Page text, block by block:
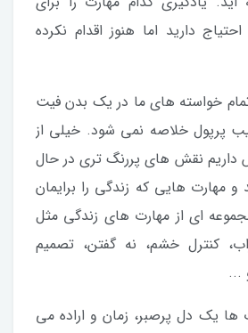
دارید اما هنوز اقدام نکرده
خواسته های ما در یک بدن فیت
پرپول خلاصه نمی شود. خیلی از
نقش های پررنگ تری در حال
و مهارت هایی که زندگی را برایمان
ای از مهارت های زندگی مثل
کنترل خشم، نه گفتن، تصمیم
...
ها یک دل پرصبر، زمان و اراده می